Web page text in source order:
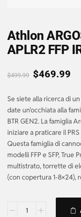
Athlon
APLR2 FFP
$499.99 $469.99
Se siete alla ricerca di
date un'occhiata alla
BTR GEN2. La famiglia
iniziare a praticare il
Questa famiglia di
modelli FFP e SFP,
multistrato, torrette di
(con copertura 1-8×24),